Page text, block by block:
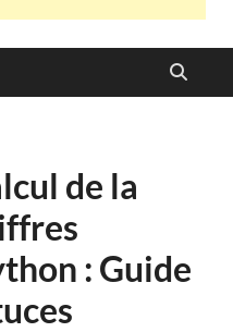
de la
: Guide